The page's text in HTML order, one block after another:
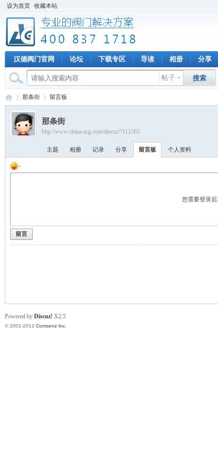
设为首页 收藏本站
汉德阀门官网 论坛 下载专区 导读 相册 分享
帖子 搜索
›
那条街 留言板
那条街
http://www.china-acg.com/discuz/?111565
主题 相册 记录 分享 留言板 个人资料
您需要登录
留言
Powered by Discuz! X2.5
© 2001-2012 Comsenz Inc.